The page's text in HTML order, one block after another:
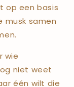
op een basis
musk samen
wie
niet weet
één wilt die